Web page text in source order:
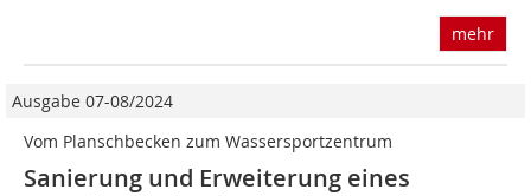
mehr
Ausgabe 07-08/2024
Vom Planschbecken zum Wassersportzentrum
Sanierung und Erweiterung eines